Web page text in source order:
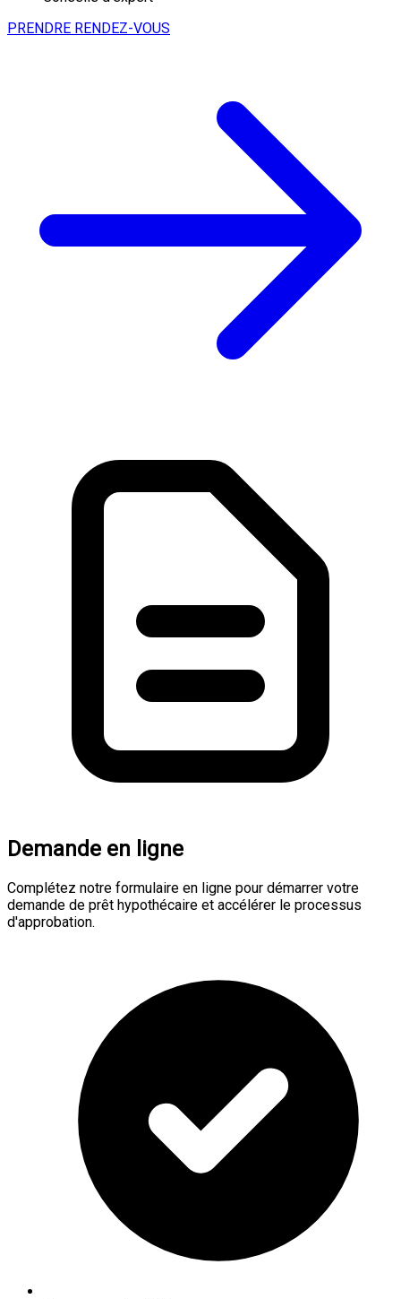
PRENDRE RENDEZ-VOUS
Demande en ligne
Complétez notre formulaire en ligne pour démarrer votre
demande de prêt hypothécaire et accélérer le processus
d'approbation.